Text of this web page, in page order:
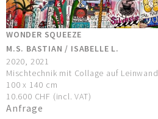
WONDER SQUEEZE
M.S. BASTIAN / ISABELLE L.
2020, 2021
Mischtechnik mit Collage auf Leinwand
100 x 140 cm
10.600 CHF (incl. VAT)
Anfrage